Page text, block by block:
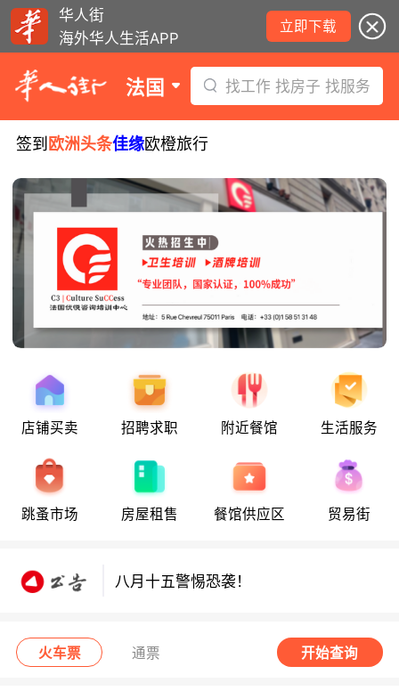
华人街
海外华人生活APP
立即下载
法国 找工作 找房子 找服务
签到 欧洲头条佳缘欧橙旅行
店铺买卖 招聘求职 附近餐馆 生活服务
跳蚤市场 房屋租售 餐馆供应区 贸易街
八月十五警惕恐袭！
八月十五警惕恐袭！
火车票 通票 开始查询